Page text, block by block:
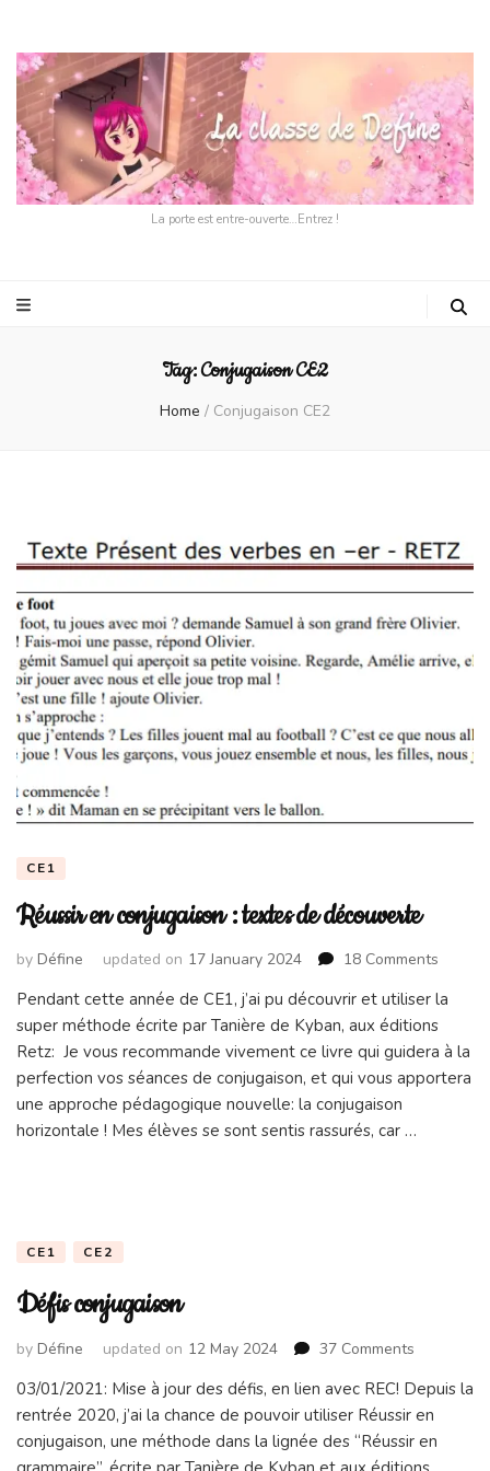
La porte est entre-ouverte…Entrez !
Tag:Conjugaison CE2
Home / Conjugaison CE2
CE1
Réussir en conjugaison : textes de découverte
by Défine updated on 17 January 2024 18 Comments
en
:
textes
Pendant cette année de CE1, j’ai pu découvrir et utiliser la
super méthode écrite par Tanière de Kyban, aux éditions
Retz: Je vous recommande vivement ce livre qui guidera à la
perfection vos séances de conjugaison, et qui vous apportera
une approche pédagogique nouvelle: la conjugaison
horizontale ! Mes élèves se sont sentis rassurés, car …
CE1 CE2
Défis conjugaison
by Défine updated on 12 May 2024 37 Comments
03/01/2021: Mise à jour des défis, en lien avec REC! Depuis la
rentrée 2020, j’ai la chance de pouvoir utiliser Réussir en
conjugaison, une méthode dans la lignée des “Réussir en